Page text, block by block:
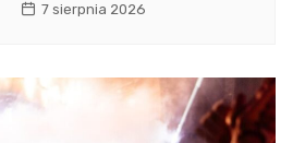
7 sierpnia 2026